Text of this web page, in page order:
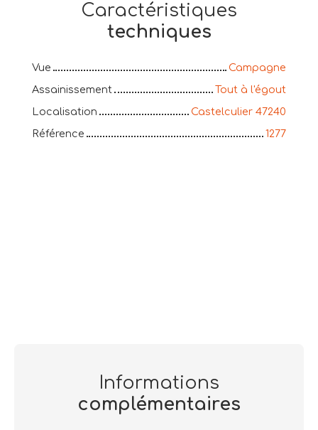
Caractéristiques
techniques
Vue
Campagne
Assainissement
Tout à l'égout
Localisation
Castelculier 47240
Référence
1277
Informations
complémentaires